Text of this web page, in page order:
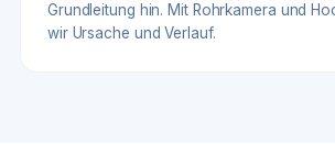
Grundleitung hin. Mit Rohrkamera und
wir Ursache und Verlauf.